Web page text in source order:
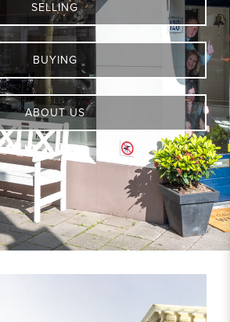
SELLING
BUYING
ABOUT US